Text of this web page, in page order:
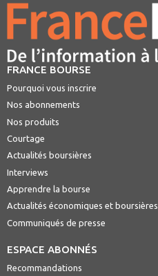
FRANCE BOURSE
Pourquoi vous inscrire
Nos abonnements
Nos produits
Courtage
Actualités boursières
Interviews
Apprendre la bourse
Actualités économiques et boursières
Communiqués de presse
ESPACE ABONNÉS
Recommandations